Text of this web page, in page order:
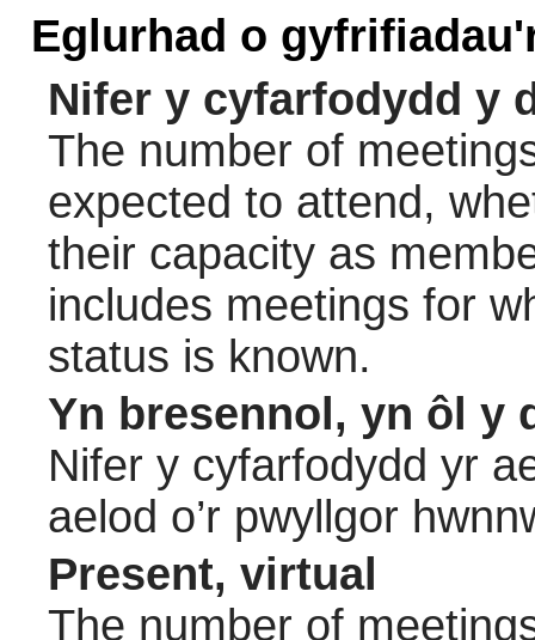
Eglurhad o
Nifer y cyfarfodydd y
The number of
expected to attend,
their capacity as
includes meetings for
status is known.
Yn bresennol, yn ôl y
Nifer y cyfarfodydd yr
aelod o’r pwyllgor
Present, virtual
The number of